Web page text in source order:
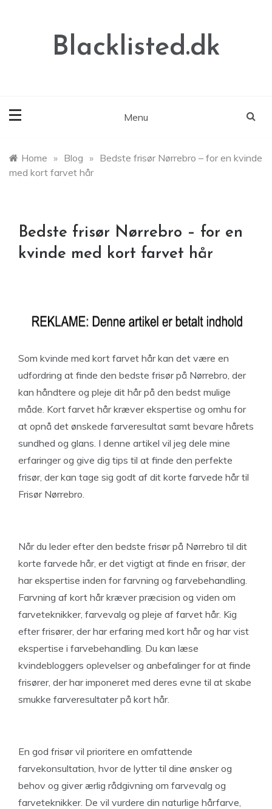
Blacklisted.dk
Menu
Home » Blog » Bedste frisør Nørrebro – for en kvinde
med kort farvet hår
Bedste frisør Nørrebro – for en
kvinde med kort farvet hår
Som kvinde med kort farvet hår kan det være en
udfordring at finde den bedste frisør på Nørrebro, der
kan håndtere og pleje dit hår på den bedst mulige
måde. Kort farvet hår kræver ekspertise og omhu for
at opnå det ønskede farveresultat samt bevare hårets
sundhed og glans. I denne artikel vil jeg dele mine
erfaringer og give dig tips til at finde den perfekte
frisør, der kan tage sig godt af dit korte farvede hår til
Frisør Nørrebro.
Når du leder efter den bedste frisør på Nørrebro til dit
korte farvede hår, er det vigtigt at finde en frisør, der
har ekspertise inden for farvning og farvebehandling.
Farvning af kort hår kræver præcision og viden om
farveteknikker, farvevalg og pleje af farvet hår. Kig
efter frisører, der har erfaring med kort hår og har vist
ekspertise i farvebehandling. Du kan læse
kvindebloggers oplevelser og anbefalinger for at finde
frisører, der har imponeret med deres evne til at skabe
smukke farveresultater på kort hår.
En god frisør vil prioritere en omfattende
farvekonsultation, hvor de lytter til dine ønsker og
behov og giver ærlig rådgivning om farvevalg og
farveteknikker. De vil vurdere din naturlige hårfarve,